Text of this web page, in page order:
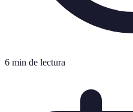
6 min de lectura